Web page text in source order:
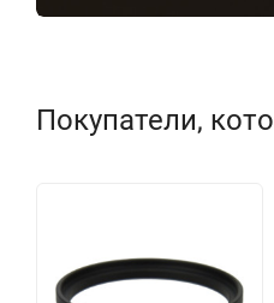
Покупатели,